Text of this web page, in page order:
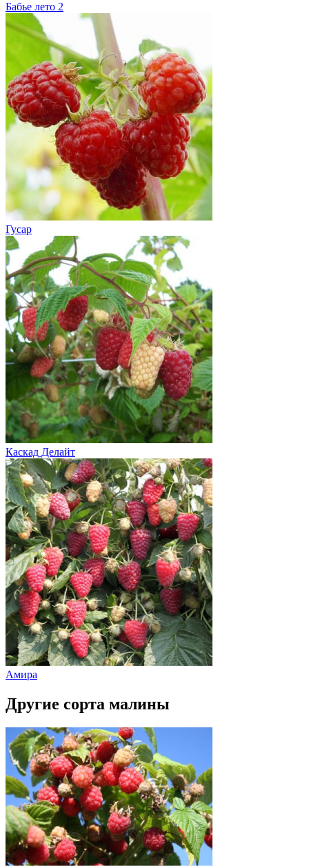
Бабье лето 2
Гусар
Каскад Делайт
Амира
Другие сорта малины